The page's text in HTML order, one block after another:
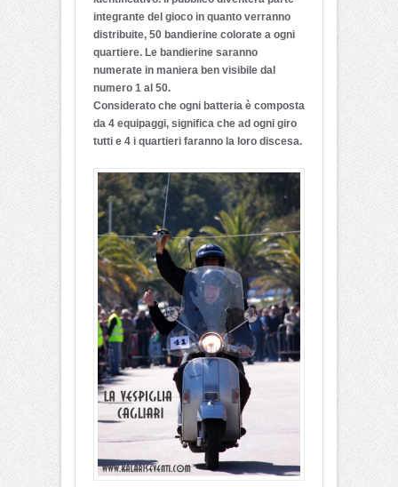
integrante del gioco in quanto verranno
distribuite, 50 bandierine colorate a ogni
quartiere. Le bandierine saranno
numerate in maniera ben visibile dal
numero 1 al 50.
Considerato che ogni batteria è composta
da 4 equipaggi, significa che ad ogni giro
tutti e 4 i quartieri faranno la loro discesa.